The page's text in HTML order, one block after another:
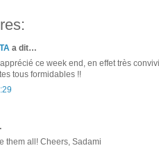
a dit…
ce week end, en effet très
tous formidables !!
them all! Cheers, Sadami